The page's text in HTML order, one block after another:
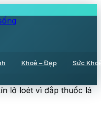
Khoẻ – Đẹp Sức
lở loét vì đắp thuốc lá